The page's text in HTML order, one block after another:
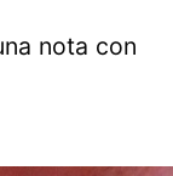
nota con